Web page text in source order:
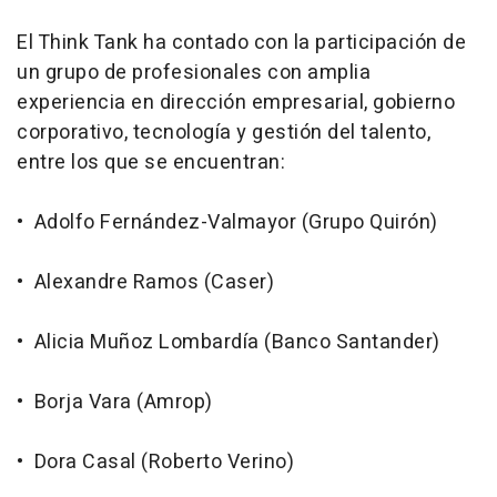
El Think Tank ha contado con la participación de
un grupo de profesionales con amplia
experiencia en dirección empresarial, gobierno
corporativo, tecnología y gestión del talento,
entre los que se encuentran:
• Adolfo Fernández-Valmayor (Grupo Quirón)
• Alexandre Ramos (Caser)
• Alicia Muñoz Lombardía (Banco Santander)
• Borja Vara (Amrop)
• Dora Casal (Roberto Verino)